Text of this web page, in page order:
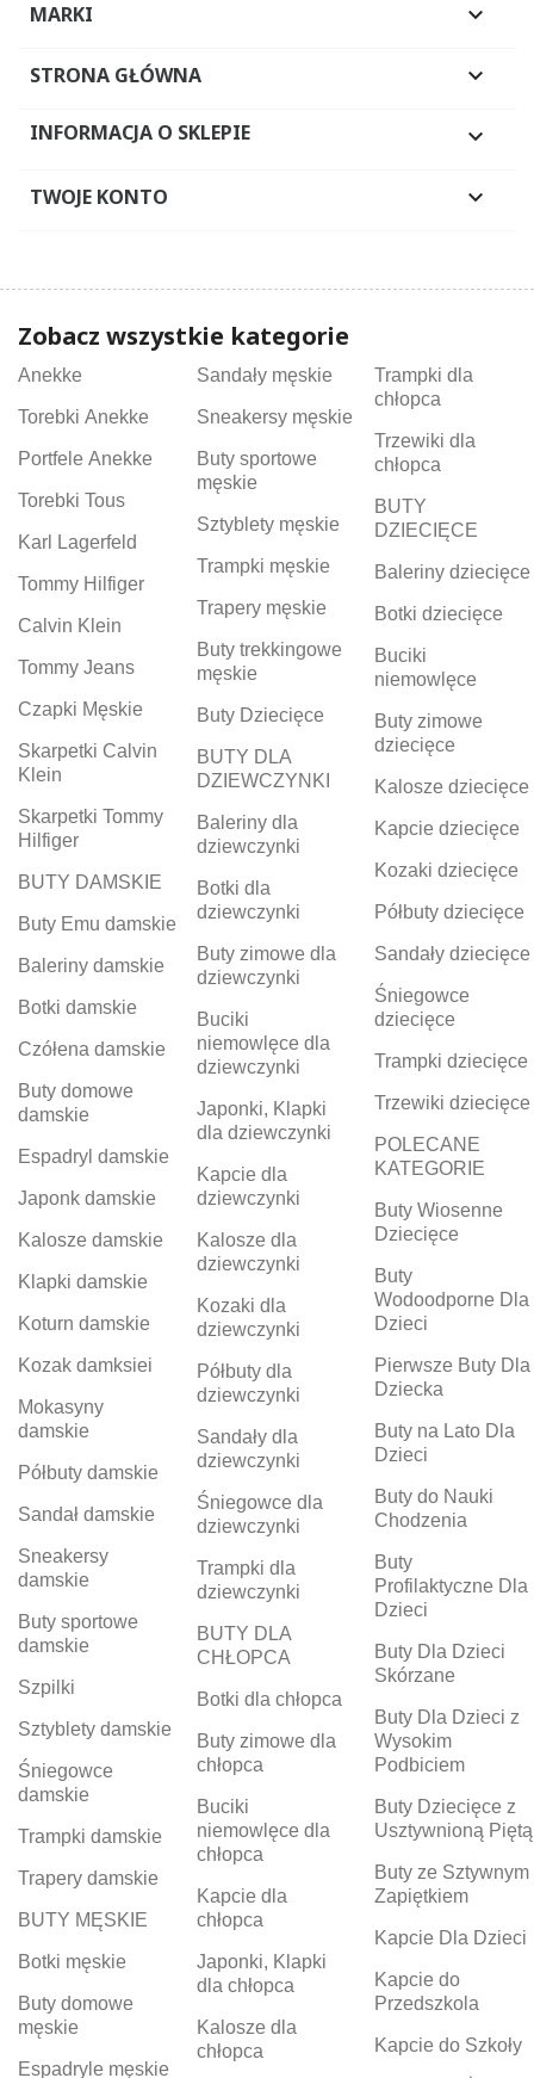
MARKI 
STRONA GŁÓWNA 
INFORMACJA O SKLEPIE 
TWOJE KONTO 
Zobacz wszystkie kategorie
Anekke
Torebki Anekke
Portfele Anekke
Torebki Tous
Karl Lagerfeld
Tommy Hilfiger
Calvin Klein
Tommy Jeans
Czapki Męskie
Skarpetki Calvin
Klein
Skarpetki Tommy
Hilfiger
BUTY DAMSKIE
Buty Emu damskie
Baleriny damskie
Botki damskie
Czółena damskie
Buty domowe
damskie
Espadryl damskie
Japonk damskie
Kalosze damskie
Klapki damskie
Koturn damskie
Kozak damksiei
Mokasyny
damskie
Półbuty damskie
Sandał damskie
Sneakersy
damskie
Buty sportowe
damskie
Szpilki
Sztyblety damskie
Śniegowce
damskie
Trampki damskie
Trapery damskie
BUTY MĘSKIE
Botki męskie
Buty domowe
męskie
Espadryle męskie
Sandały męskie
Sneakersy męskie
Buty sportowe
męskie
Sztyblety męskie
Trampki męskie
Trapery męskie
Buty trekkingowe
męskie
Buty Dziecięce
BUTY DLA
DZIEWCZYNKI
Baleriny dla
dziewczynki
Botki dla
dziewczynki
Buty zimowe dla
dziewczynki
Buciki
niemowlęce dla
dziewczynki
Japonki, Klapki
dla dziewczynki
Kapcie dla
dziewczynki
Kalosze dla
dziewczynki
Kozaki dla
dziewczynki
Półbuty dla
dziewczynki
Sandały dla
dziewczynki
Śniegowce dla
dziewczynki
Trampki dla
dziewczynki
BUTY DLA
CHŁOPCA
Botki dla chłopca
Buty zimowe dla
chłopca
Buciki
niemowlęce dla
chłopca
Kapcie dla
chłopca
Japonki, Klapki
dla chłopca
Kalosze dla
chłopca
Trampki dla
chłopca
Trzewiki dla
chłopca
BUTY
DZIECIĘCE
Baleriny dziecięce
Botki dziecięce
Buciki
niemowlęce
Buty zimowe
dziecięce
Kalosze dziecięce
Kapcie dziecięce
Kozaki dziecięce
Półbuty dziecięce
Sandały dziecięce
Śniegowce
dziecięce
Trampki dziecięce
Trzewiki dziecięce
POLECANE
KATEGORIE
Buty Wiosenne
Dziecięce
Buty
Wodoodporne Dla
Dzieci
Pierwsze Buty Dla
Dziecka
Buty na Lato Dla
Dzieci
Buty do Nauki
Chodzenia
Buty
Profilaktyczne Dla
Dzieci
Buty Dla Dzieci
Skórzane
Buty Dla Dzieci z
Wysokim
Podbiciem
Buty Dziecięce z
Usztywnioną Piętą
Buty ze Sztywnym
Zapiętkiem
Kapcie Dla Dzieci
Kapcie do
Przedszkola
Kapcie do Szkoły